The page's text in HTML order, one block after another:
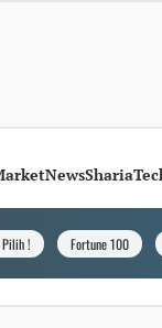
NewsSharia
Pilih ! Fortune 100